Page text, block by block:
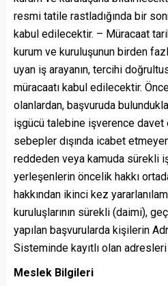
resmi tatile rastladığında bir
kabul edilecektir. – Müracaat
kurum ve kuruluşunun birden
uyan iş arayanın, tercihi
müracaatı kabul edilecektir.
olanlardan, başvuruda
işgücü talebine işverence
sebepler dışında icabet
reddeden veya kamuda sürekli
yerleşenlerin öncelik hakkı
hakkından ikinci kez
kuruluşlarının sürekli (daimi),
yapılan başvurularda kişilerin
Sisteminde kayıtlı olan adresleri
Meslek Bilgileri